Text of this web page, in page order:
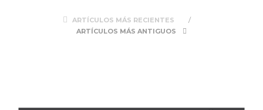
ARTÍCULOS MÁS RECIENTES
ARTÍCULOS MÁS ANTIGUOS